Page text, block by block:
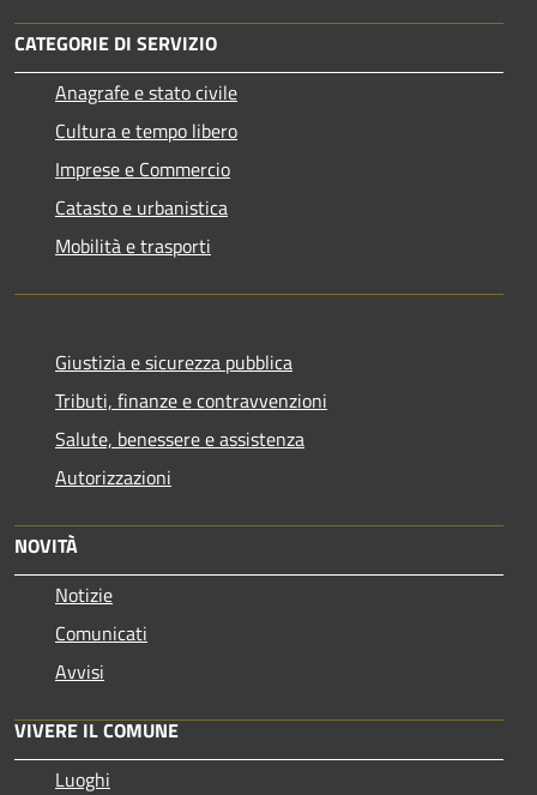
CATEGORIE DI SERVIZIO
Anagrafe e stato civile
Cultura e tempo libero
Imprese e Commercio
Catasto e urbanistica
Mobilità e trasporti
Giustizia e sicurezza pubblica
Tributi, finanze e contravvenzioni
Salute, benessere e assistenza
Autorizzazioni
NOVITÀ
Notizie
Comunicati
Avvisi
VIVERE IL COMUNE
Luoghi